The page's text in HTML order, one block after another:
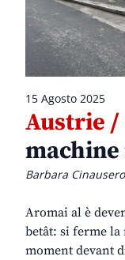
15 Agosto 2025
Austrie /
Barbara Cinausero
Aromai al è
betât: si ferme la
moment devant